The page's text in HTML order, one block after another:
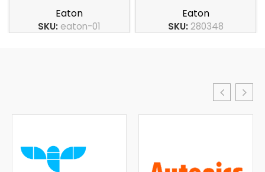
Eaton
SKU: eaton-01
Eaton
SKU:280348